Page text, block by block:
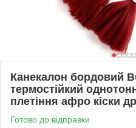
Канекалон бордовий
термостійкий
плетіння афро кіски
Готово до відправки